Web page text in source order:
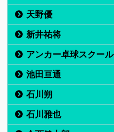
天野優
新井祐将
アンカー卓球スクール
池田亘通
石川朔
石川雅也